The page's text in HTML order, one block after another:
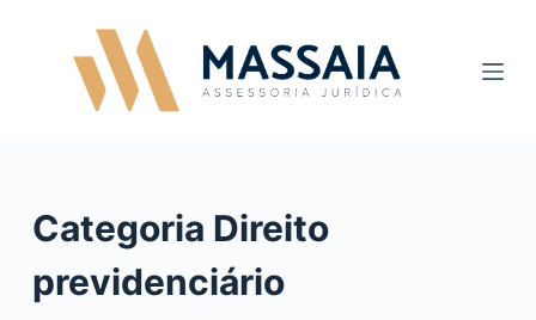
a
o
Categoria Direito
previdenciário